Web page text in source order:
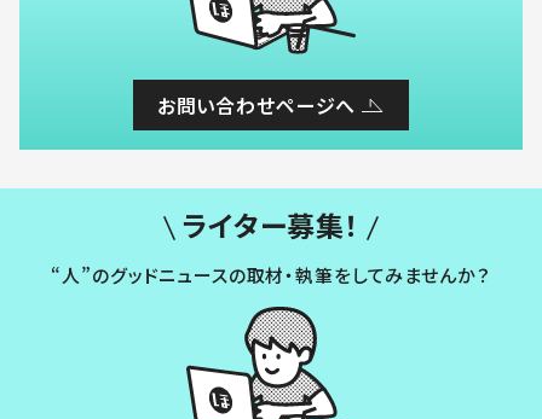
お問い合わせページへ
ライター募集！
“人”のグッドニュースの取材・執筆をしてみませんか？